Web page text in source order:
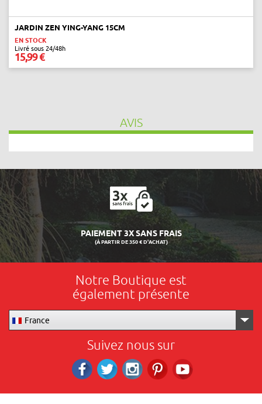
JARDIN ZEN YING-YANG 15CM
EN STOCK
Livré sous 24/48h
15,99 €
AVIS
LIVRAISON 24/48H
Notre Boutique est
également présente
France
Suivez nous sur